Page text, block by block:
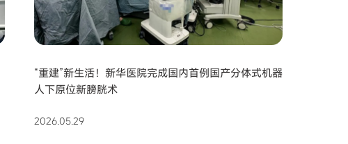
“重建”新生活！新华医院完成国内首例国产分体式机器
人下原位新膀胱术
2026.05.29